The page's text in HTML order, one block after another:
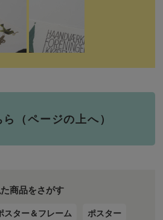
（ページの上へ）
商品をさがす
スター＆フレーム
ポスター